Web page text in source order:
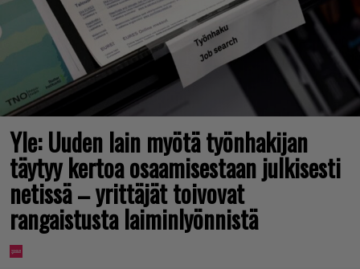
Yle: Uuden lain myötä työnhakijan
täytyy kertoa osaamisestaan julkisesti
netissä – yrittäjät toivovat
rangaistusta laiminlyönnistä